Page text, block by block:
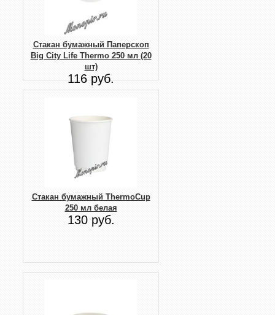
Стакан бумажный Паперскоп
Big City Life Thermo 250 мл (20
шт)
116 руб.
Стакан бумажный ThermoCup
250 мл белая
130 руб.